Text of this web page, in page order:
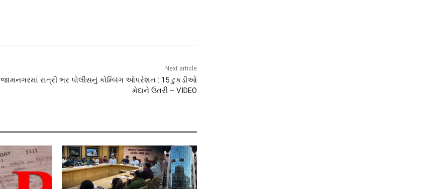
Next article
જામનગરમાં રાત્રી ભર પોલીસનું કોમ્બિંગ ઓપરેશન : 15 ટુકડીઓ
મેદાને ઉતરી – VIDEO